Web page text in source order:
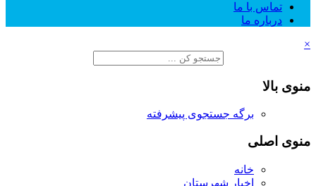
تماس با ما
درباره ما
×
منوی بالا
برگه جستجوی پیشرفته
منوی اصلی
خانه
اخبار شهرستان